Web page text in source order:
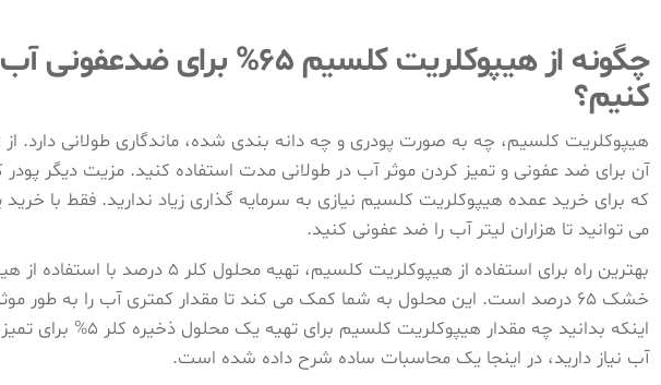
چگونه از هیپوکلریت کلسیم 65% برای
کنیم؟
هیپوکلریت کلسیم، چه به صورت پودری و چه دانه بندی شده، ماندگاری طولانی دارد. از
آن برای ضد عفونی و تمیز کردن موثر آب در طولانی مدت استفاده کنید. مزیت دیگر پودر
که برای خرید عمده هیپوکلریت کلسیم نیازی به سرمایه گذاری زیاد ندارید. فقط با
می توانید تا هزاران لیتر آب را ضد عفونی کنید.
بهترین راه برای استفاده از هیپوکلریت کلسیم، تهیه
خشک 65 درصد است. این محلول به شما کمک می کند تا مقدار کمتری آب را به طور
اینکه بدانید چه مقدار هیپوکلریت
آب نیاز دارید، در اینجا یک محاسبات ساده شرح داده شده است.